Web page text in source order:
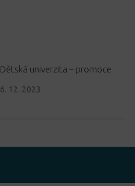
Dětská univerzita – promoce
6. 12. 2023